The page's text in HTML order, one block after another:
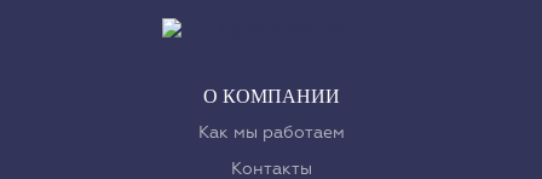
О КОМПАНИИ
Как мы работаем
Контакты